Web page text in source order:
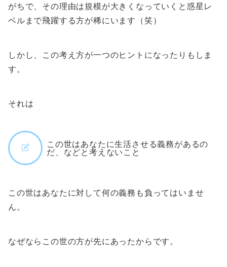
がちで、その理由は規模が大きくなっていくと惑星レ
ベルまで飛躍する方が稀にいます（笑）
しかし、この考え方が一つのヒントになったりもしま
す。
それは
この世はあなたに生活させる義務があるの
だ、などと考えないこと
この世はあなたに対して何の義務も負ってはいませ
ん。
なぜならこの世の方が先にあったからです。